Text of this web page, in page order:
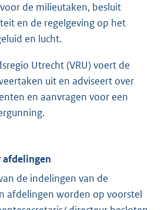
de milieutaken, besluit
en de regelgeving op het
en lucht.
Utrecht (VRU) voert de
uit en adviseert over
en aanvragen voor een
afdelingen
de indelingen van de
afdelingen worden op voorstel